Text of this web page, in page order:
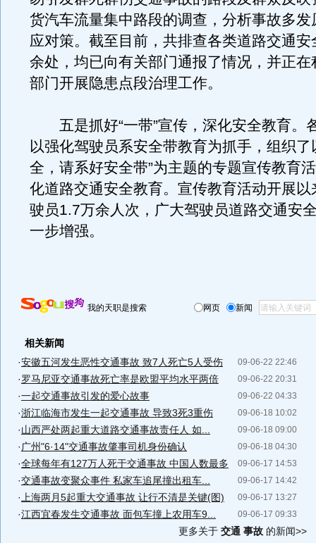
货汽车流量集中路段的调查，分析事故多发
应对策。截至目前，共排查各类道路交通
余处，均已向有关部门通报了情况，并正在
部门开展隐患点段治理工作。
五是抓好“一带”宣传，深化安全教育。
以强化驾驶员系安全带教育为抓手，组织了
全，请系好安全带”为主题的专题宣传教育
化道路交通安全教育。宣传教育活动开展以
驶员1.7万余人次，广大驾驶员道路交通安
一步增强。
我的天职是搜索 网页 新闻
相关新闻
09-06-22 22:46
·安徽五河发生恶性交通事故 致7人死亡5人受伤
09-06-22 20:31
·罗马尼亚交通事故死亡率是欧盟平均水平两倍
09-06-22 04:33
·一起交通事故引发的爱心故事
09-06-18 10:02
·浙江临海市发生一起交通事故 导致3死3重伤
09-06-18 09:00
·山西严处两起重大道路交通事故责任人 如...
09-06-18 04:30
· 广州"6·14"交通事故肇事司机身份确认
09-06-17 14:53
·全球每年有127万人死于交通事故 中国人数最多
09-06-17 14:42
·交通事故变聚众事件 私家车追尾撞出租车...
09-06-17 13:27
· 上海两月5起重大交通事故 让行不清是关键(图)
09-06-17 09:33
·江西宜春发生交通事故 面包车撞上农用车9...
更多关于 交通 事故 的新闻>>